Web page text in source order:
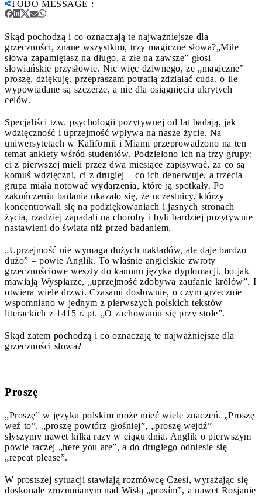
TODO MESSAGE :
Skąd pochodzą i co oznaczają te najważniejsze dla
grzeczności, znane wszystkim, trzy magiczne słowa?„Miłe
słowa zapamiętasz na długo, a złe na zawsze” głosi
słowiańskie przysłowie. Nic więc dziwnego, że „magiczne”
proszę, dziękuję, przepraszam potrafią zdziałać cuda, o ile
wypowiadane są szczerze, a nie dla osiągnięcia ukrytych
celów.
Specjaliści tzw. psychologii pozytywnej od lat badają, jak
wdzięczność i uprzejmość wpływa na nasze życie. Na
uniwersytetach w Kalifornii i Miami przeprowadzono na ten
temat ankiety wśród studentów. Podzielono ich na trzy grupy:
ci z pierwszej mieli przez dwa miesiące zapisywać, za co są
komuś wdzięczni, ci z drugiej – co ich denerwuje, a trzecia
grupa miała notować wydarzenia, które ją spotkały. Po
zakończeniu badania okazało się, że uczestnicy, którzy
koncentrowali się na podziękowaniach i jasnych stronach
życia, rzadziej zapadali na choroby i byli bardziej pozytywnie
nastawieni do świata niż przed badaniem.
„Uprzejmość nie wymaga dużych nakładów, ale daje bardzo
dużo” – powie Anglik. To właśnie angielskie zwroty
grzecznościowe weszły do kanonu języka dyplomacji, bo jak
mawiają Wyspiarze, „uprzejmość zdobywa zaufanie królów”. I
otwiera wiele drzwi. Czasami dosłownie, o czym grzecznie
wspomniano w jednym z pierwszych polskich tekstów
literackich z 1415 r. pt. „O zachowaniu się przy stole”.
Skąd zatem pochodzą i co oznaczają te najważniejsze dla
grzeczności słowa?
Proszę
„Proszę” w języku polskim może mieć wiele znaczeń. „Proszę
weź to”, „proszę powtórz głośniej”, „proszę wejdź” –
słyszymy nawet kilka razy w ciągu dnia. Anglik o pierwszym
powie raczej „here you are”, a do drugiego odniesie się
„repeat please”.
W prostszej sytuacji stawiają rozmówcę Czesi, wyrażając się
doskonale zrozumianym nad Wisłą „prosím”, a nawet Rosjanie